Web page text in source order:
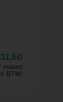
11,60
maand
BTW)